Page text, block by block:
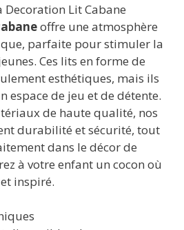
Decoration Lit Cabane
offre une atmosphère
parfaite pour stimuler la
Ces lits en forme de
esthétiques, mais ils
espace de jeu et de détente.
de haute qualité, nos
durabilité et sécurité, tout
dans le décor de
à votre enfant un cocon où
inspiré.